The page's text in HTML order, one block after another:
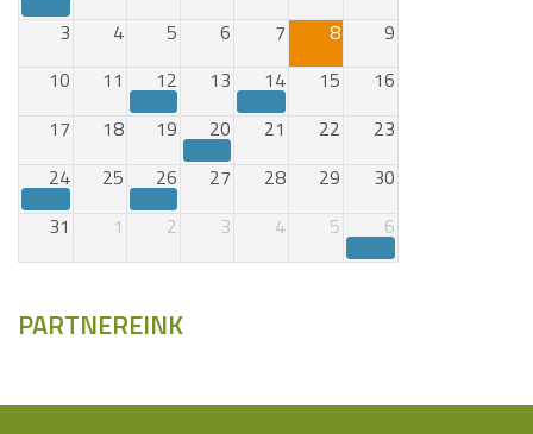
3
4 5 6 7 8
9
10
11 12 13 14 15
16
17
18 19 20 21 22
23
24
25 26 27 28 29
30
31
1 2 3 4 5 6
PARTNEREINK